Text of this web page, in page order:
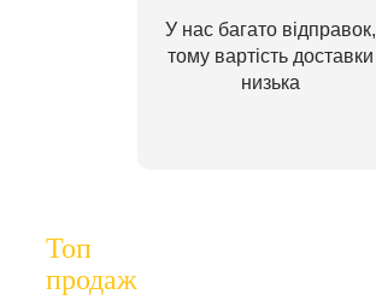
У нас багато відправок,
тому вартість доставки
низька
Топ
продаж